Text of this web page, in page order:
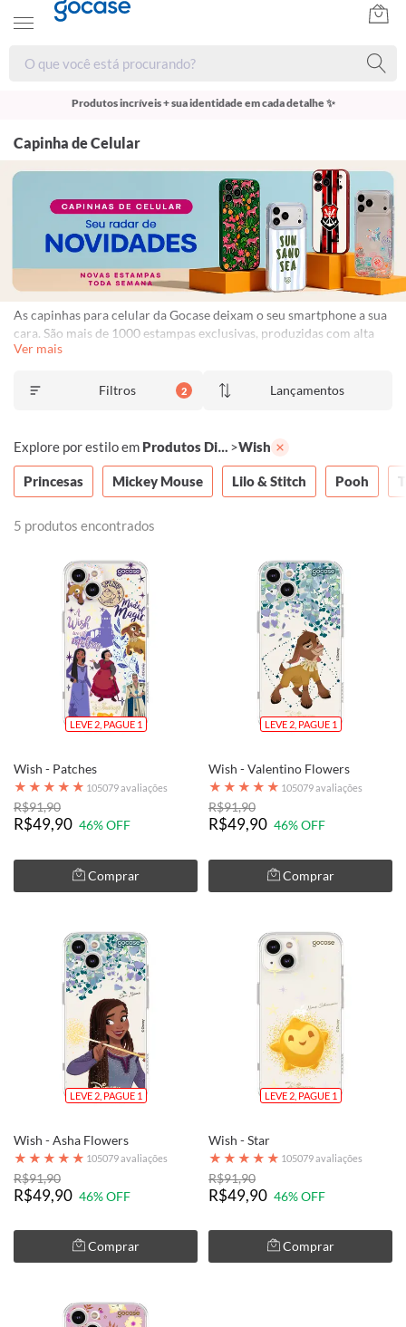
Produtos incríveis + sua identidade em cada detalhe ✨
Capinha de Celular
As capinhas para celular da Gocase deixam o seu smartphone a sua
cara. São mais de 1000 estampas exclusivas, produzidas com alta
qualidade de impressão, garantindo cores vivas e completa
contra impactos, arranhões e sujeira ocasionados no cotidiano.
Ver mais
Filtros 2 Lançamentos
Explore por estiloem Produtos Disney
>Wish
Princesas Mickey Mouse Lilo & Stitch Pooh
5 produtos encontrados
LEVE 2, PAGUE 1
Wish - Patches
★ ★ ★ ★ ★ 105079 avaliações
R$91,90
R$49,90 46% OFF
Comprar
LEVE 2, PAGUE 1
Wish - Valentino Flowers
★ ★ ★ ★ ★ 105079 avaliações
R$91,90
R$49,90 46% OFF
Comprar
LEVE 2, PAGUE 1
Wish - Asha Flowers
★ ★ ★ ★ ★ 105079 avaliações
R$91,90
R$49,90 46% OFF
Comprar
LEVE 2, PAGUE 1
Wish - Star
★ ★ ★ ★ ★ 105079 avaliações
R$91,90
R$49,90 46% OFF
Comprar